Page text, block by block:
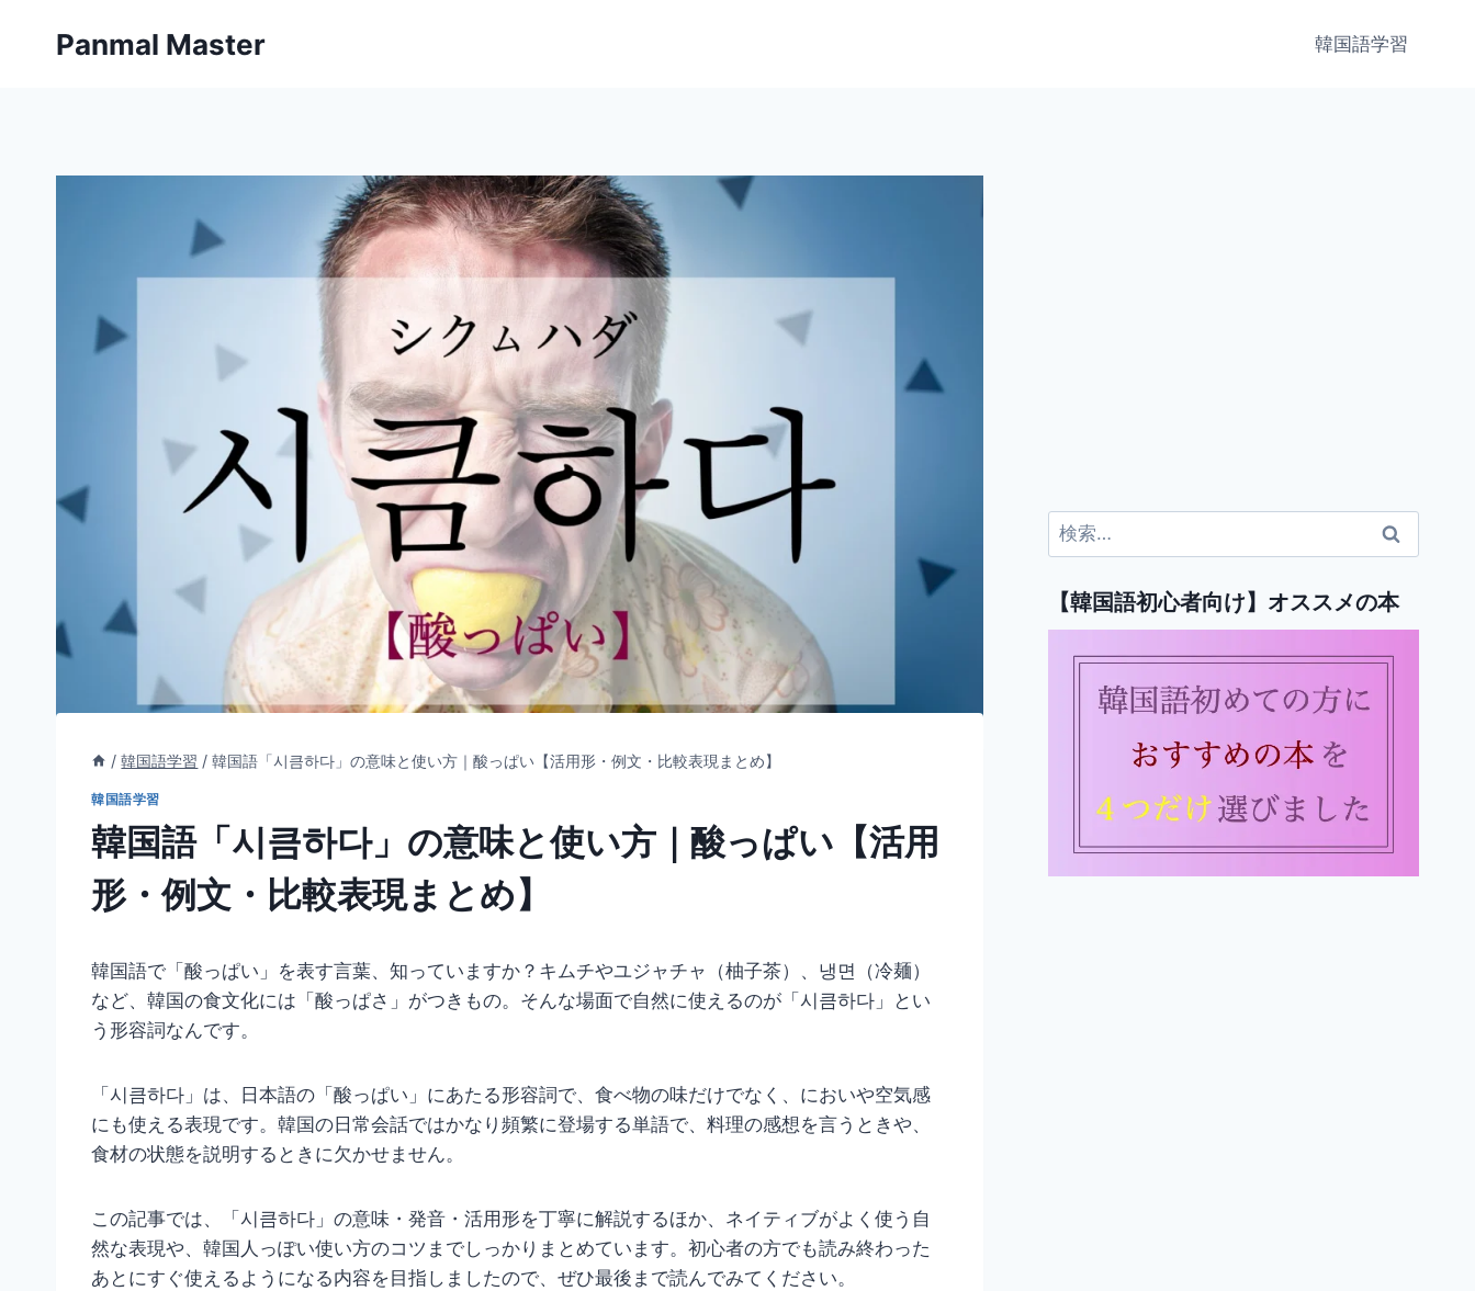
Panmal Master 韓国語学習
/ 韓国語学習 / 韓国語「시큼하다」の意味と使い方｜酸っぱい【活用形・例文・比較表現まとめ】
韓国語学習
韓国語「시큼하다」の意味と使い方｜酸っぱい【活用
形・例文・比較表現まとめ】
韓国語で「酸っぱい」を表す言葉、知っていますか？キムチやユジャチャ（柚子茶）、냉면（冷麺）
など、韓国の食文化には「酸っぱさ」がつきもの。そんな場面で自然に使えるのが「시큼하다」とい
う形容詞なんです。
「시큼하다」は、日本語の「酸っぱい」にあたる形容詞で、食べ物の味だけでなく、においや空気感
にも使える表現です。韓国の日常会話ではかなり頻繁に登場する単語で、料理の感想を言うときや、
食材の状態を説明するときに欠かせません。
この記事では、「시큼하다」の意味・発音・活用形を丁寧に解説するほか、ネイティブがよく使う自
然な表現や、韓国人っぽい使い方のコツまでしっかりまとめています。初心者の方でも読み終わった
あとにすぐ使えるようになる内容を目指しましたので、ぜひ最後まで読んでみてください。
検
索:
【韓国語初心者向け】オススメの本